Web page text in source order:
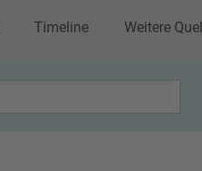
Timeline Weitere